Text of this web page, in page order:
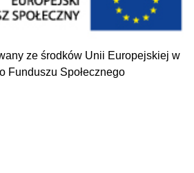
ze środków Unii Europejskiej w
Funduszu Społecznego